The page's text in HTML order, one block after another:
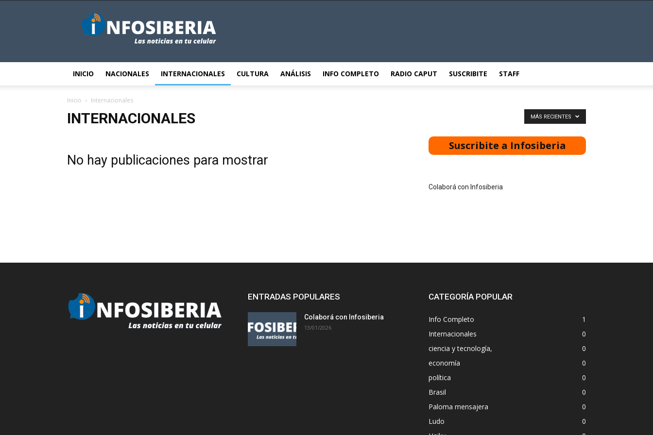
InfoSiberia
INICIO NACIONALES INTERNACIONALES CULTURA ANÁLISIS INFO COMPLETO RADIO CAPUT SUSCRIBITE STAFF
Inicio Internacionales
INTERNACIONALES MÁS RECIENTES
No hay publicaciones para mostrar
Suscribite a Infosiberia
Colaborá con Infosiberia
ENTRADAS POPULARES
Colaborá con Infosiberia
13/01/2026
CATEGORÍA POPULAR
Info Completo
1
Internacionales
0
ciencia y tecnología,
0
economía
0
política
0
Brasil
0
Paloma mensajera
0
Ludo
0